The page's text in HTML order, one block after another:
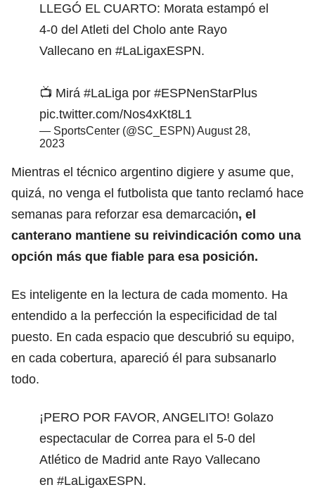
LLEGÓ EL CUARTO: Morata estampó el
4-0 del Atleti del Cholo ante Rayo
Vallecano en #LaLigaxESPN.
📺 Mirá #LaLiga por #ESPNenStarPlus
pic.twitter.com/Nos4xKt8L1
— SportsCenter (@SC_ESPN)August 28,
2023
Mientras el técnico argentino digiere y asume que,
quizá, no venga el futbolista que tanto reclamó hace
semanas para reforzar esa demarcación, el
canterano mantiene su reivindicación como una
opción más que fiable para esa posición.
Es inteligente en la lectura de cada momento. Ha
entendido a la perfección la especificidad de tal
puesto. En cada espacio que descubrió su equipo,
en cada cobertura, apareció él para subsanarlo
todo.
¡PERO POR FAVOR, ANGELITO! Golazo
espectacular de Correa para el 5-0 del
Atlético de Madrid ante Rayo Vallecano
en #LaLigaxESPN.